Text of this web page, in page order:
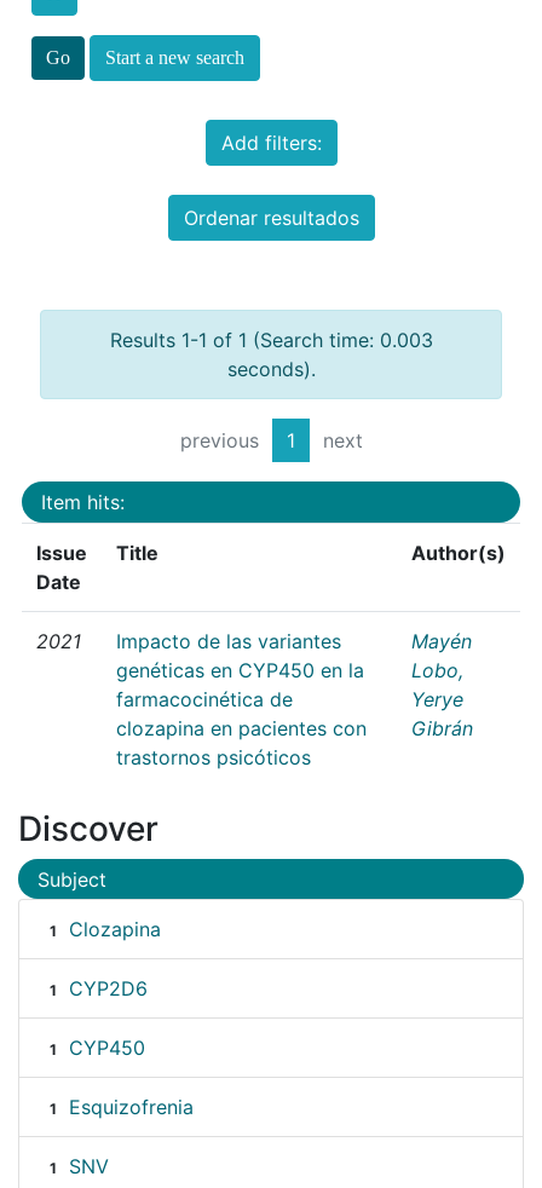
Start a new search
Add filters:
Ordenar resultados
Results 1-1 of 1 (Search time: 0.003
seconds).
previous 1 next
Item hits:
Issue
Date
Title Author(s)
2021
Impacto de las variantes
genéticas en CYP450 en la
farmacocinética de
clozapina en pacientes con
trastornos psicóticos
Mayén
Lobo,
Yerye
Gibrán
Discover
Subject
1 Clozapina
1 CYP2D6
1 CYP450
1 Esquizofrenia
1 SNV